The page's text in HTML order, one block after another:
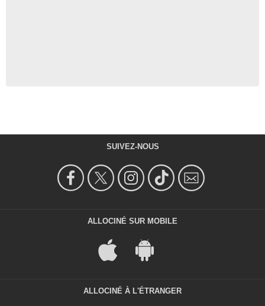
SUIVEZ-NOUS
ALLOCINÉ SUR MOBILE
ALLOCINÉ À L'ÉTRANGER